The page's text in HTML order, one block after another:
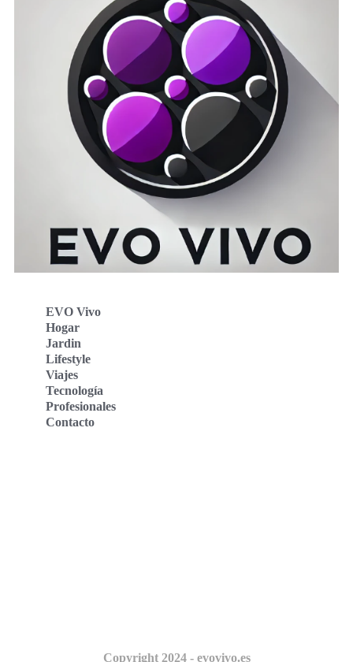
EVO Vivo
Hogar
Jardin
Lifestyle
Viajes
Tecnología
Profesionales
Contacto
Copyright 2024 - evovivo.es